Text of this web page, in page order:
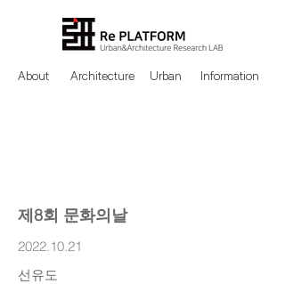
About Architecture Urban Information
제8회 문화의날
2022.10.21
선유도